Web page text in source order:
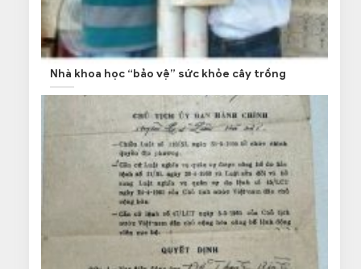
Nhà khoa học “bảo vệ” sức khỏe cây trồng